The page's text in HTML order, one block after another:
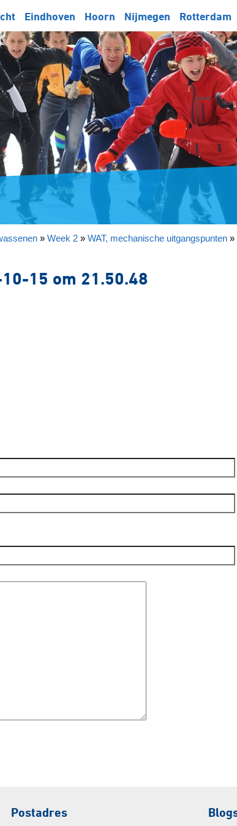
Eindhoven Hoorn Nijmegen Rotterdam
» Week 2 » WAT, mechanische uitgangspunten »
15 om 21.50.48
Postadres